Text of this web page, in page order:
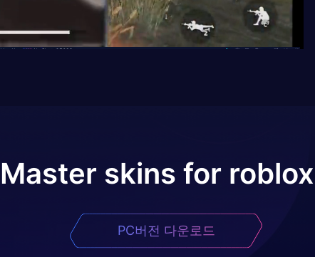
Master skins for roblox
PC버전 다운로드